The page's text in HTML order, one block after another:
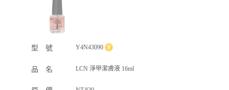
型 號 Y4N43090
品 名 LCN 淨甲潔膚液 16ml